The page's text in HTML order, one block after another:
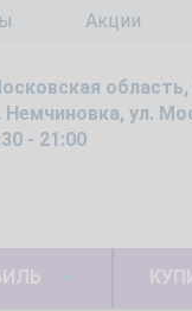
Акции
Немчиновка, ул.
- 21:00